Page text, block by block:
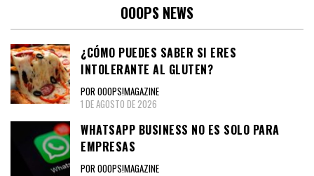
OOOPS NEWS
¿CÓMO PUEDES SABER SI ERES
INTOLERANTE AL GLUTEN?
POR OOOPS!MAGAZINE
1 DE AGOSTO DE 2026
WHATSAPP BUSINESS NO ES SOLO PARA
EMPRESAS
POR OOOPS!MAGAZINE